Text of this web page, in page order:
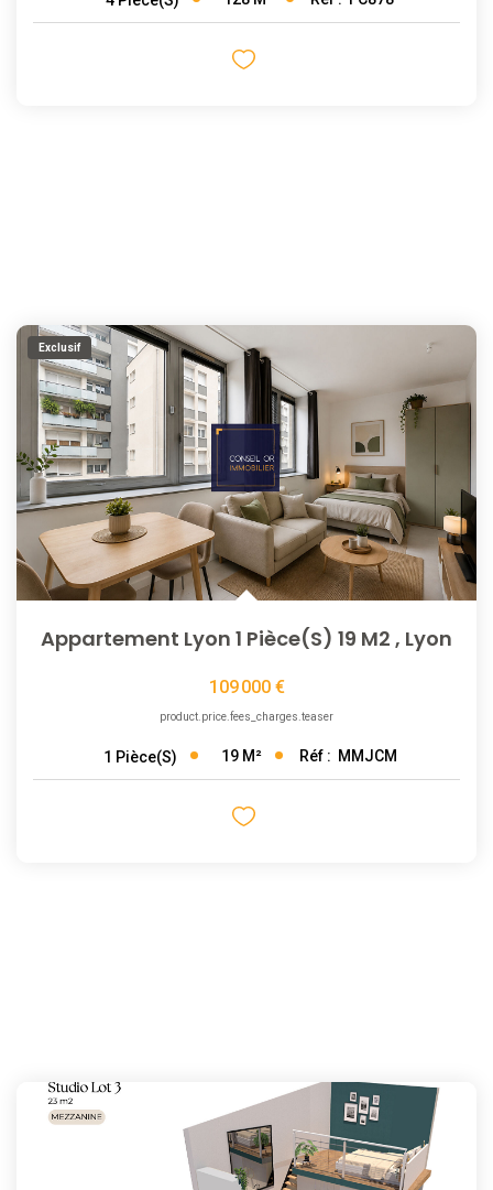
Exclusif
Appartement Lyon 1 Pièce(s) 19 M2 , Lyon
109 000 €
product.price.fees_charges.teaser
1 Pièce(s) 19 M² Réf : MMJCM